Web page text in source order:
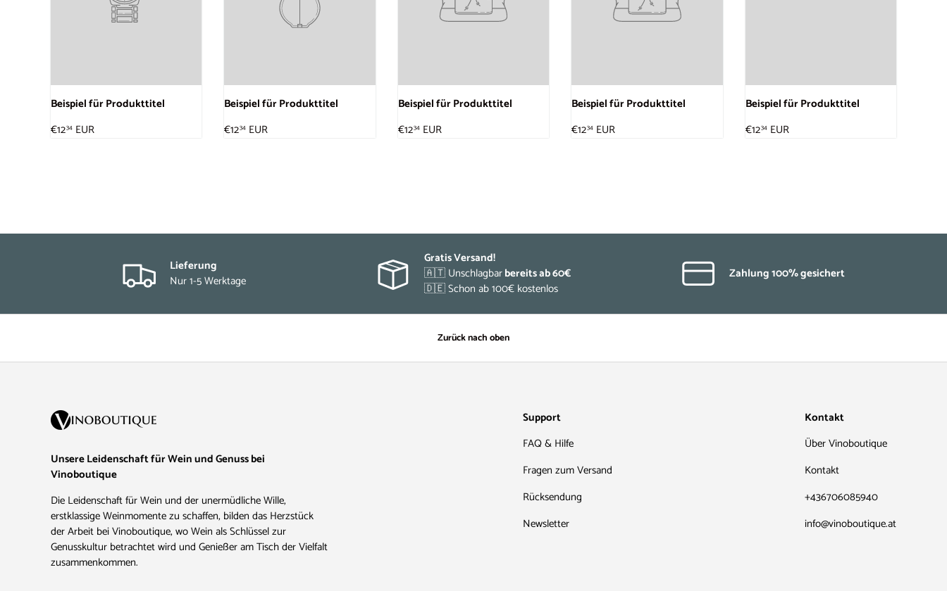
Beispiel für Produkttitel
€1234 EUR
Beispiel für Produkttitel
€1234 EUR
Beispiel für Produkttitel
€1234EUR
Beispiel für Produkttitel
€1234 EUR
Beispiel für Produkttitel
€1234EUR
Lieferung
Nur 1-5 Werktage
Gratis Versand!
🇦🇹 Unschlagbarbereits ab 60€
🇩🇪 Schon ab 100€ kostenlos
Zahlung 100% gesichert
Zurück nach oben
Unsere Leidenschaft für Wein und Genuss bei
Vinoboutique
Die Leidenschaft für Wein und der unermüdliche Wille,
erstklassige Weinmomente zu schaffen, bilden das Herzstück
der Arbeit bei Vinoboutique, wo Wein als Schlüssel zur
Genusskultur betrachtet wird und Genießer am Tisch der Vielfalt
zusammenkommen.
Support
FAQ & Hilfe
Fragen zum Versand
Rücksendung
Newsletter
Kontakt
Über Vinoboutique
Kontakt
+436706085940
info@vinoboutique.at